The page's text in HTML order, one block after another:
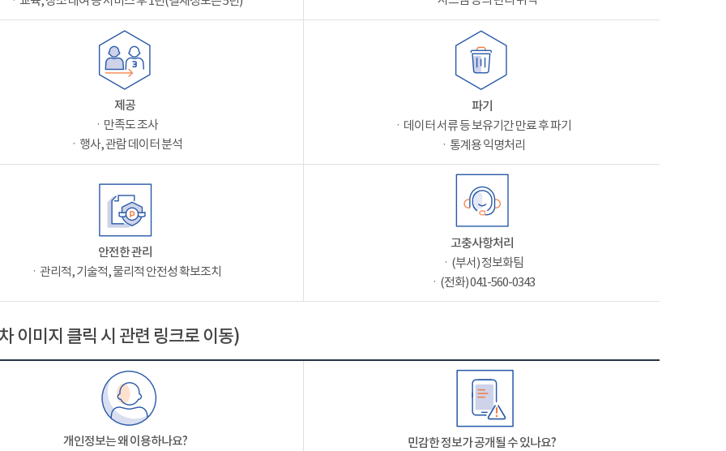
제공
ㆍ만족도 조사
ㆍ행사, 관람 데이터 분석
파기
ㆍ데이터 서류 등 보유기간 만료 후 파기
ㆍ통계용 익명처리
안전한 관리
ㆍ관리적, 기술적, 물리적 안전성 확보조치
고충사항처리
ㆍ(부서) 정보화팀
ㆍ(전화) 041-560-0343
이미지 클릭 시 관련 링크로 이동)
개인정보는 왜 이용하나요?
민감한 정보가 공개될 수 있나요?